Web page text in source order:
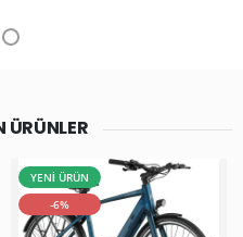
ÜRÜNLER
YENİ ÜRÜN
-6%